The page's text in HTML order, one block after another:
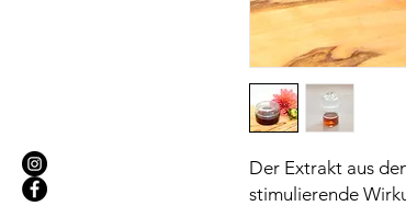
Der Extrakt aus
stimulierende